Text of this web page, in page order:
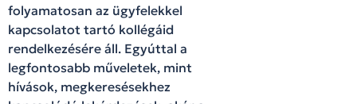
folyamatosan az ügyfelekkel
kapcsolatot tartó kollégáid
rendelkezésére áll. Egyúttal a
legfontosabb műveletek, mint
hívások, megkeresésekhez